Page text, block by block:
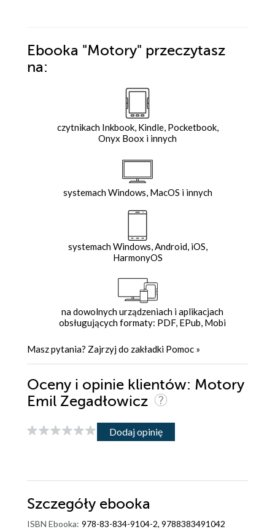
Ebooka "Motory" przeczytasz
na:
czytnikach Inkbook, Kindle, Pocketbook,
Onyx Boox i innych
systemach Windows, MacOS i innych
systemach Windows, Android, iOS,
HarmonyOS
na dowolnych urządzeniach i aplikacjach
obsługujących formaty: PDF, EPub, Mobi
Masz pytania? Zajrzyj do zakładki Pomoc »
Oceny i opinie klientów: Motory
Emil Zegadłowicz
Dodaj opinię
Szczegóły ebooka
ISBN Ebooka: 978-83-834-9104-2, 9788383491042